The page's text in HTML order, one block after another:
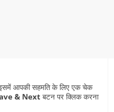
आपकी सहमति के लिए एक चेक
& Next बटन पर क्लिक करना